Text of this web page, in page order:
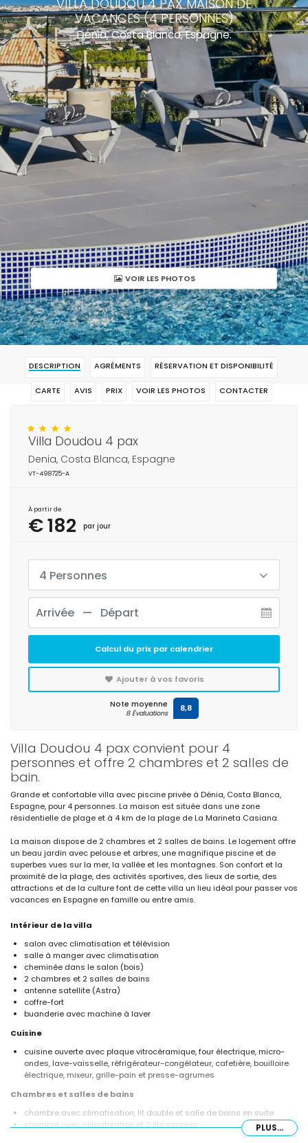
VILLA DOUDOU 4 PAX MAISON DE
VACANCES (4 PERSONNES)
Denia, Costa Blanca, Espagne.
VOIR LES PHOTOS
DESCRIPTION AGRÉMENTS RÉSERVATION ET DISPONIBILITÉ
CARTE AVIS PRIX VOIR LES PHOTOS CONTACTER
Villa Doudou 4 pax convient pour 4
personnes et offre 2 chambres et 2 salles de
bain.
Grande et confortable villa avec piscine privée à Dénia, Costa Blanca,
Espagne, pour 4 personnes. La maison est située dans une zone
résidentielle de plage et à 4 km de la plage de La Marineta Casiana.
La maison dispose de 2 chambres et 2 salles de bains. Le logement offre
un beau jardin avec pelouse et arbres, une magnifique piscine et de
superbes vues sur la mer, la vallée et les montagnes. Son confort et la
proximité de la plage, des activités sportives, des lieux de sortie, des
attractions et de la culture font de cette villa un lieu idéal pour passer vos
vacances en Espagne en famille ou entre amis.
Intérieur de la villa
salon avec climatisation et télévision
salle à manger avec climatisation
cheminée dans le salon (bois)
2 chambres et 2 salles de bains
antenne satellite (Astra)
coffre-fort
buanderie avec machine à laver
Cuisine
cuisine ouverte avec plaque vitrocéramique, four électrique, micro-
ondes, lave-vaisselle, réfrigérateur-congélateur, cafetière, bouilloire
électrique, mixeur, grille-pain et presse-agrumes
Chambres et salles de bains
chambre avec climatisation, lit double et salle de bains en suite
chambre avec climatisation et 2 lits simples
salle de bains en suite avec lavabo simple, douche et toilettes
PLUS...
Villa Doudou 4 pax
Denia, Costa Blanca, Espagne
VT-498725-A
À partir de
€ 182 par jour
4 Personnes
Calcul du prix par calendrier
Ajouter à vos favoris
Note moyenne
8 Évaluations 8,8